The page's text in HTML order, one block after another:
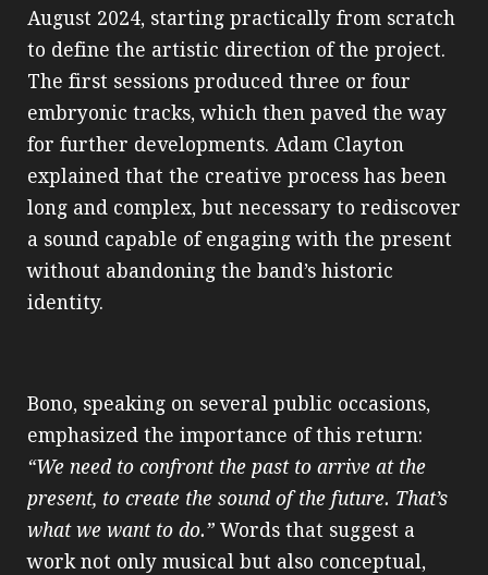
August 2024, starting practically from scratch
to define the artistic direction of the project.
The first sessions produced three or four
embryonic tracks, which then paved the way
for further developments. Adam Clayton
explained that the creative process has been
long and complex, but necessary to rediscover
a sound capable of engaging with the present
without abandoning the band’s historic
identity.
Bono, speaking on several public occasions,
emphasized the importance of this return:
“We need to confront the past to arrive at the
present, to create the sound of the future. That’s
what we want to do.” Words that suggest a
work not only musical but also conceptual,